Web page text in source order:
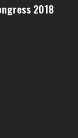
2018